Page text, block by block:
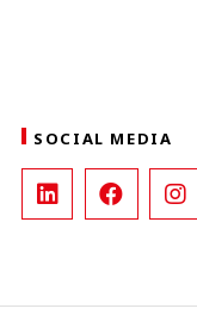
SOCIAL MEDIA